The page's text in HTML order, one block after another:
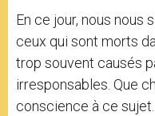
En ce jour, nous nous
ceux qui sont morts
trop souvent causés
irresponsables. Que
conscience à ce sujet.